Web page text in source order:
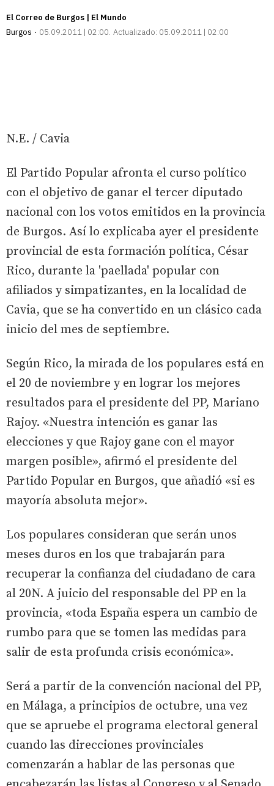
El Correo de Burgos | El Mundo
Burgos
05.09.2011 | 02:00 Actualizado: 05.09.2011 | 02:00
N.E. / Cavia
El Partido Popular afronta el curso político
con el objetivo de ganar el tercer diputado
nacional con los votos emitidos en la provincia
de Burgos. Así lo explicaba ayer el presidente
provincial de esta formación política, César
Rico, durante la 'paellada' popular con
afiliados y simpatizantes, en la localidad de
Cavia, que se ha convertido en un clásico cada
inicio del mes de septiembre.
Según Rico, la mirada de los populares está en
el 20 de noviembre y en lograr los mejores
resultados para el presidente del PP, Mariano
Rajoy. «Nuestra intención es ganar las
elecciones y que Rajoy gane con el mayor
margen posible», afirmó el presidente del
Partido Popular en Burgos, que añadió «si es
mayoría absoluta mejor».
Los populares consideran que serán unos
meses duros en los que trabajarán para
recuperar la confianza del ciudadano de cara
al 20N. A juicio del responsable del PP en la
provincia, «toda España espera un cambio de
rumbo para que se tomen las medidas para
salir de esta profunda crisis económica».
Será a partir de la convención nacional del PP,
en Málaga, a principios de octubre, una vez
que se apruebe el programa electoral general
cuando las direcciones provinciales
comenzarán a hablar de las personas que